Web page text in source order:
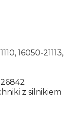
16050-21113,
z silnikiem